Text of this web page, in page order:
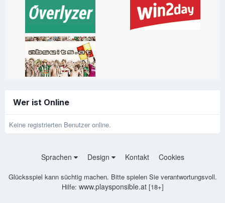
Wer ist Online
Keine registrierten Benutzer online.
Sprachen Design Kontakt Cookies
Glücksspiel kann süchtig machen. Bitte spielen Sie verantwortungsvoll.
Hilfe: www.playsponsible.at[18+]